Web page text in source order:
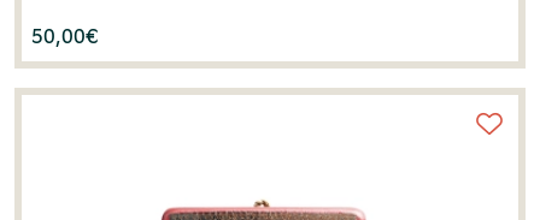
50,00€